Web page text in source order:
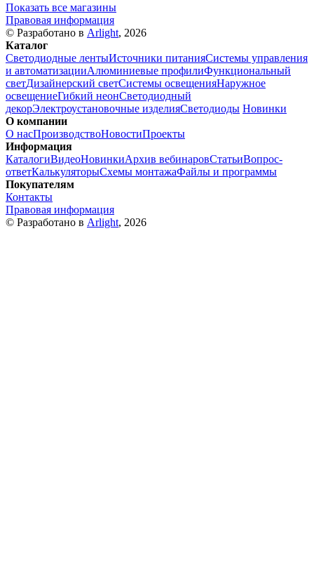
Показать все магазины
Правовая информация
© Разработано в Arlight, 2026
Каталог
Светодиодные лентыИсточники питанияСистемы управления
и автоматизацииАлюминиевые профилиФункциональный
светДизайнерский светСистемы освещенияНаружное
освещениеГибкий неонСветодиодный
декорЭлектроустановочные изделияСветодиоды Новинки
О компании
О насПроизводствоНовостиПроекты
Информация
КаталогиВидеоНовинкиАрхив вебинаровСтатьиВопрос-
ответКалькуляторыСхемы монтажаФайлы и программы
Покупателям
Контакты
Правовая информация
© Разработано в Arlight, 2026